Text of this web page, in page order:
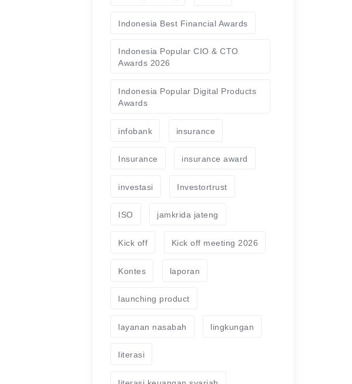
Indonesia Best Financial Awards
Indonesia Popular CIO & CTO
Awards 2026
Indonesia Popular Digital Products
Awards
infobank insurance
Insurance insurance award
investasi Investortrust
ISO jamkrida jateng
Kick off Kick off meeting 2026
Kontes laporan
launching product
layanan nasabah lingkungan
literasi
literasi keuangan syariah